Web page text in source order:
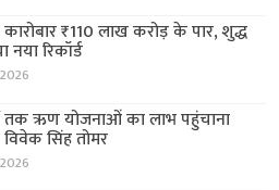
₹110 लाख करोड़ के पार, शुद्ध
नया रिकॉर्ड
तक ऋण योजनाओं का लाभ पहुंचाना
विवेक सिंह तोमर